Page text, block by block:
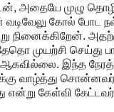
அதையே முழு
கோல் போட
நினைக்கிறேன். அதற்கு
முயற்சி செய்து
ஆகவில்லை. இந்த
வாழ்த்து
என்று கேள்வி